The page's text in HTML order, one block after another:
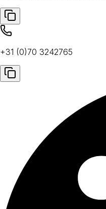
+31 (0)70 3242765